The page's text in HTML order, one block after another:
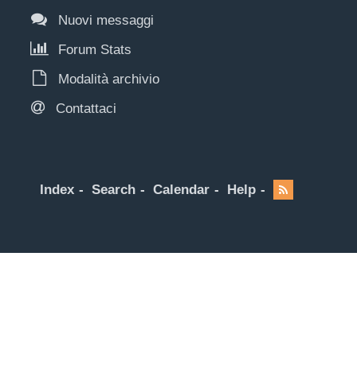
Nuovi messaggi
Forum Stats
Modalità archivio
Contattaci
Index Search Calendar Help